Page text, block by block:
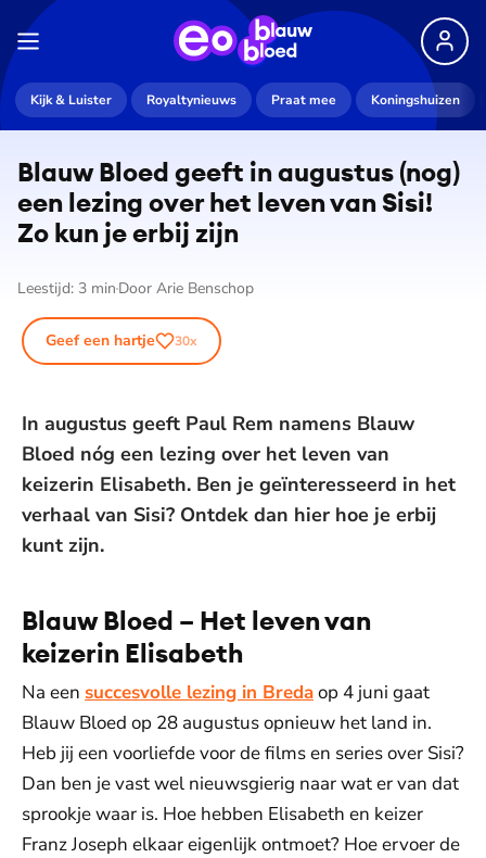
Kijk & Luister Royaltynieuws Praat mee Koningshuizen
Blauw Bloed geeft in augustus (nog)
een lezing over het leven van Sisi!
Zo kun je erbij zijn
Leestijd: 3 min Door Arie Benschop
Geef een hartje 30x
In augustus geeft Paul Rem namens Blauw
Bloed nóg een lezing over het leven van
keizerin Elisabeth. Ben je geïnteresseerd in het
verhaal van Sisi? Ontdek dan hier hoe je erbij
kunt zijn.
Blauw Bloed – Het leven van
keizerin Elisabeth
Na een succesvolle lezing in Bredaop 4 juni gaat
Blauw Bloed op 28 augustus opnieuw het land in.
Heb jij een voorliefde voor de films en series over Sisi?
Dan ben je vast wel nieuwsgierig naar wat er van dat
sprookje waar is. Hoe hebben Elisabeth en keizer
Franz Joseph elkaar eigenlijk ontmoet? Hoe ervoer de